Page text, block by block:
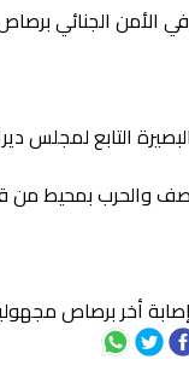
الأمن الجنائي
التابع
والحرب بمحيط من
أخر برصاص